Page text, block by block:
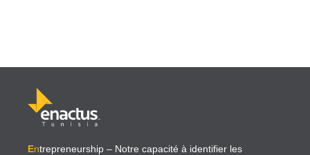
Entrepreneurship – Notre capacité à identifier les